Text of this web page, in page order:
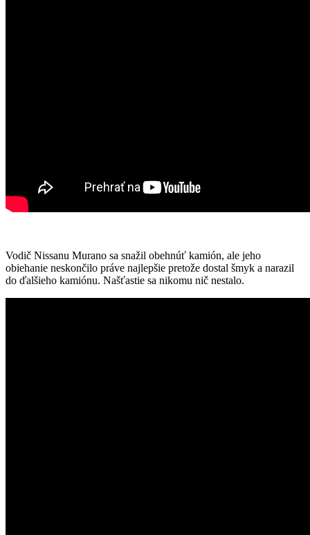
Vodič Nissanu Murano sa snažil obehnúť kamión, ale jeho
obiehanie neskončilo práve najlepšie pretože dostal šmyk a narazil
do ďalšieho kamiónu. Našťastie sa nikomu nič nestalo.